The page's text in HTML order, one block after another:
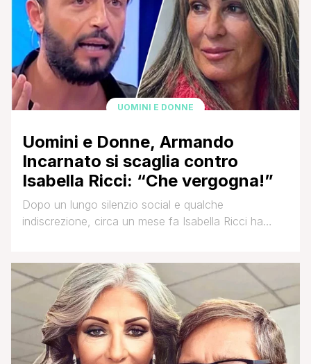
UOMINI E DONNE
Uomini e Donne, Armando
Incarnato si scaglia contro
Isabella Ricci: “Che vergogna!”
Dopo un lungo silenzio social e qualche
indiscrezione, circa un mese fa Isabella Ricci ha
Uomini e Donne. Una rottura che ha in parte
sorpreso, i due infatti sembravano innamoratissimi e
molto uniti. Per alcuni detrattori è stata la [']